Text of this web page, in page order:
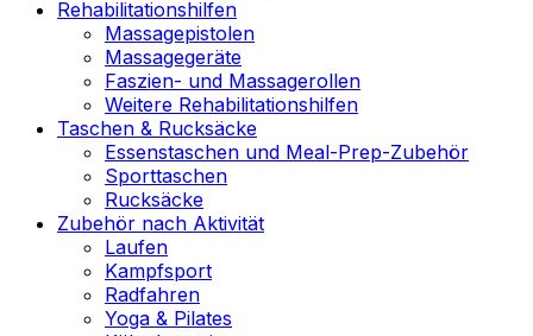
Rehabilitationshilfen
Massagepistolen
Massagegeräte
Faszien- und Massagerollen
Weitere Rehabilitationshilfen
Taschen & Rucksäcke
Essenstaschen und Meal-Prep-Zubehör
Sporttaschen
Rucksäcke
Zubehör nach Aktivität
Laufen
Kampfsport
Radfahren
Yoga & Pilates